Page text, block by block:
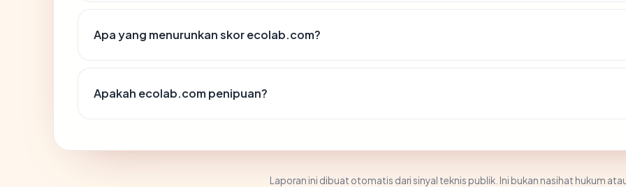
Apa yang menurunkan skor ecolab.com?
Apakah ecolab.com penipuan?
Laporan ini dibuat otomatis dari sinyal teknis publik. Ini bukan nasihat hukum